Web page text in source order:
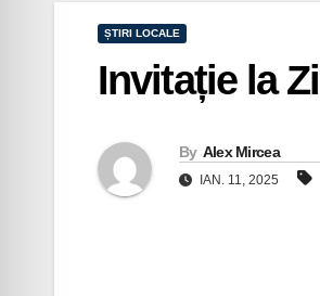
ȘTIRI LOCALE
Invitație la
By Alex Mircea
IAN. 11, 2025